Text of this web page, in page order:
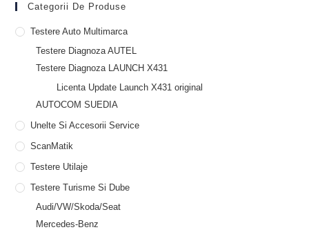
Categorii De Produse
Testere Auto Multimarca
Testere Diagnoza AUTEL
Testere Diagnoza LAUNCH X431
Licenta Update Launch X431 original
AUTOCOM SUEDIA
Unelte Si Accesorii Service
ScanMatik
Testere Utilaje
Testere Turisme Si Dube
Audi/VW/Skoda/Seat
Mercedes-Benz